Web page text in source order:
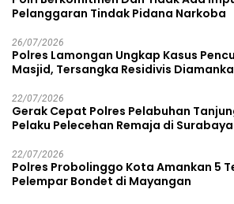
Pelanggaran Tindak Pidana Narkoba
26/07/2026
Polres Lamongan Ungkap Kasus
Masjid, Tersangka Residivis
22/07/2026
Gerak Cepat Polres Pelabuhan
Pelaku Pelecehan Remaja di Surabaya
22/07/2026
Polres Probolinggo Kota Amankan 5
Pelempar Bondet di Mayangan